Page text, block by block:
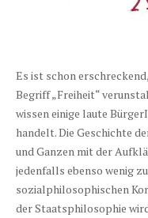
Es ist schon
Begriff „Freiheit“
wissen einige laute
handelt. Die Geschichte
und Ganzen mit der
jedenfalls ebenso wenig
sozialphilosophischen
der Staatsphilosophie